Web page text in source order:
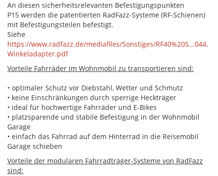
An diesen sicherheitsrelevanten Befestigungspunkten
P15 werden die patentierten RadFazz-Systeme (RF-Schienen)
mit Befestigungsteilen befestigt.
Siehe
https://www.radfazz.de/mediafiles/Sonstiges/RF40%20S...044.
Winkeladapter.pdf
Vorteile Fahrräder im Wohnmobil zu transportieren sind:
• optimaler Schutz vor Diebstahl, Wetter und Schmutz
• keine Einschränkungen durch sperrige Heckträger
• ideal für hochwertige Fahrräder und E-Bikes
• platzsparende und stabile Befestigung in der Wohnmobil
Garage
• einfach das Fahrrad auf dem Hinterrad in die Reisemobil
Garage schieben
Vorteile der modularen Fahrradträger-Systeme von RadFazz
sind: